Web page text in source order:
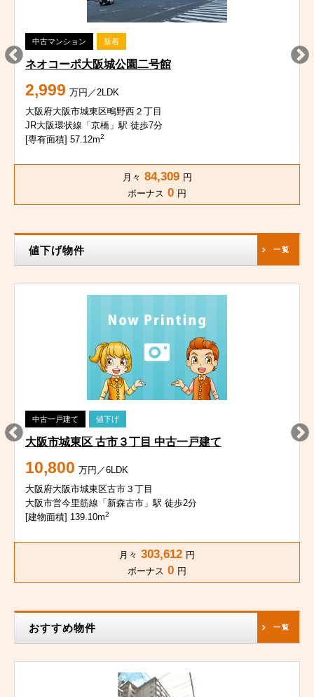
中古マンション 新着
ネオコーポ大阪城公園二号館
2,999 万円／2LDK
大阪府大阪市城東区鴫野西２丁目
JR大阪環状線「京橋」駅 徒歩7分
[専有面積] 57.12m2
月々 84,309 円
ボーナス 0 円
値下げ物件 一覧
中古一戸建て 値下げ
大阪市城東区 古市３丁目 中古一戸建て
10,800 万円／6LDK
大阪府大阪市城東区古市３丁目
大阪市営今里筋線「新森古市」駅 徒歩2分
[建物面積] 139.10m2
月々 303,612 円
ボーナス 0 円
おすすめ物件 一覧